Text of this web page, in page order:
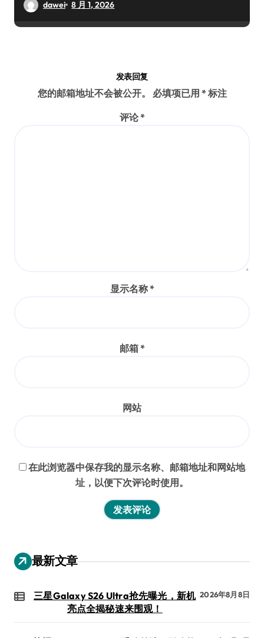
dawei 8 月 1, 2026
发表回复
您的邮箱地址不会被公开。 必填项已用 *标注
评论*
显示名称*
邮箱*
网站
在此浏览器中保存我的显示名称、邮箱地址和网站地
址，以便下次评论时使用。
最新文章
三星Galaxy S26 Ultra抢先曝光，新机
亮点全揭秘速来围观！
2026年8月8日